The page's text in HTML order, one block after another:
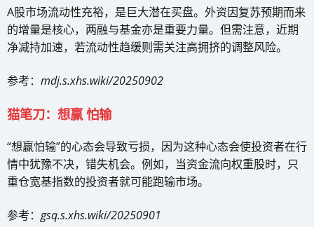
A股市场流动性充裕，是巨大潜在买盘。外资因复苏预期而来
的增量是核心，两融与基金亦是重要力量。但需注意，近期
净减持加速，若流动性趋缓则需关注高拥挤的调整风险。
参考： mdj.s.xhs.wiki/20250902
猫笔刀：想赢 怕输
“想赢怕输”的心态会导致亏损，因为这种心态会使投资者在行
情中犹豫不决，错失机会。例如，当资金流向权重股时，只
重仓宽基指数的投资者就可能跑输市场。
参考： gsq.s.xhs.wiki/20250901